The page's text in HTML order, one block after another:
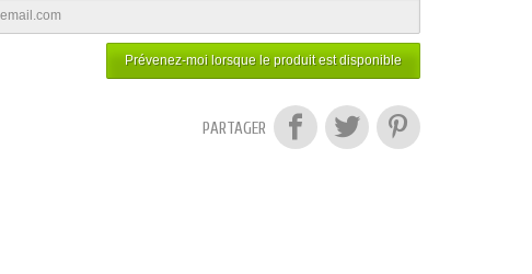
Prévenez-moi lorsque le produit est disponible
PARTAGER